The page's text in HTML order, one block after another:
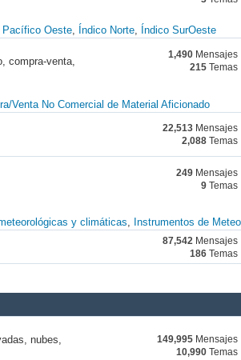
Pacífico Oeste Índico Norte Índico SurOeste
compra-venta,
1,490 Mensajes
215 Temas
Venta No Comercial de Material Aficionado
22,513 Mensajes
2,088 Temas
249 Mensajes
9 Temas
y climáticas Instrumentos de
87,542 Mensajes
186 Temas
nubes,
149,995 Mensajes
10,990 Temas